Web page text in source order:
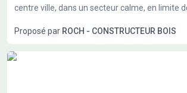
centre ville, dans un secteur calme, en limite
constructibles de 550 à 1300M²
Proposé par ROCH - CONSTRUCTEUR BOIS